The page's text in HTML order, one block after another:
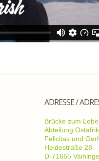
ADRESSE /
Brücke zum
Abteilung
Felicitas und
Heidestraße 28
D-71665